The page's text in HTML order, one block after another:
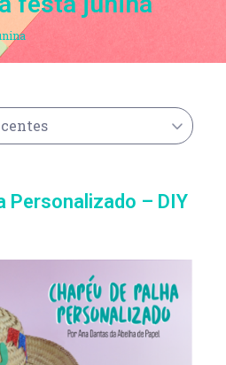
Personalizado – DIY